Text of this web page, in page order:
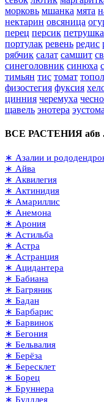
морковь мшанка мята
нектарин овсяница
перец персик петрушка
портулак ревень редис
рябчик салат самшит
синеголовник синюха
тимьян тис томат
физостегия фуксия
цинния черемуха
щавель энотера эустома
ВСЕ РАСТЕНИЯ абв
∗ Азалии и
∗ Айва
∗ Аквилегия
∗ Актинидия
∗ Амариллис
∗ Анемона
∗ Арония
∗ Астильба
∗ Астра
∗ Астранция
∗ Ацидантера
∗ Бабиана
∗ Багряник
∗ Бадан
∗ Барбарис
∗ Барвинок
∗ Бегония
∗ Бельвалия
∗ Берёза
∗ Бересклет
∗ Борец
∗ Бруннера
∗ Буддлея